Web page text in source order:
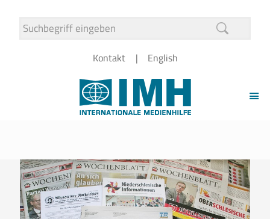
Kontakt English